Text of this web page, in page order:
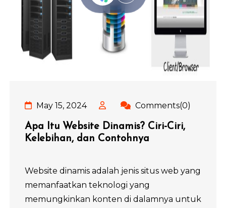
May 15, 2024 Comments(0)
Apa Itu Website Dinamis? Ciri-Ciri,
Kelebihan, dan Contohnya
Website dinamis adalah jenis situs web yang
memanfaatkan teknologi yang
memungkinkan konten di dalamnya untuk